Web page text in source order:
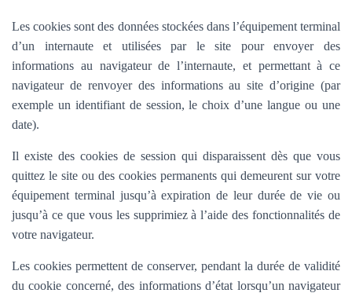
Les cookies sont des données stockées dans l’équipement terminal
d’un internaute et utilisées par le site pour envoyer des
informations au navigateur de l’internaute, et permettant à ce
navigateur de renvoyer des informations au site d’origine (par
exemple un identifiant de session, le choix d’une langue ou une
date).
Il existe des cookies de session qui disparaissent dès que vous
quittez le site ou des cookies permanents qui demeurent sur votre
équipement terminal jusqu’à expiration de leur durée de vie ou
jusqu’à ce que vous les supprimiez à l’aide des fonctionnalités de
votre navigateur.
Les cookies permettent de conserver, pendant la durée de validité
du cookie concerné, des informations d’état lorsqu’un navigateur